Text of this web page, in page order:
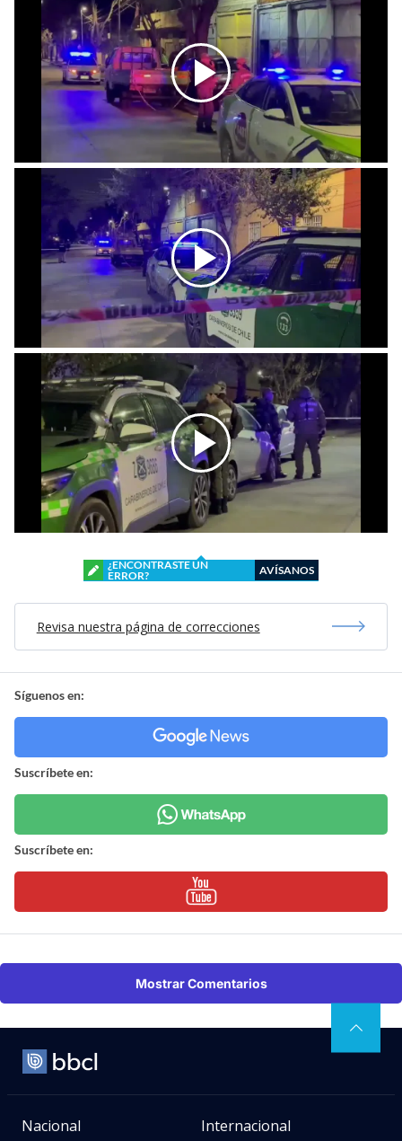
¿ENCONTRASTE UN
ERROR?
AVÍSANOS
Revisa nuestra página de correcciones
Síguenos en:
Suscríbete en:
Suscríbete en:
Mostrar Comentarios
Nacional Internacional